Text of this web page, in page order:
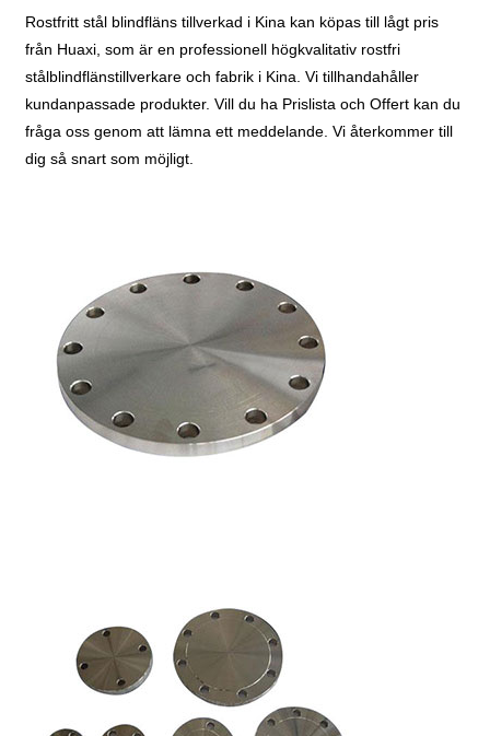
Rostfritt stål blindfläns tillverkad i Kina kan köpas till lågt pris
från Huaxi, som är en professionell högkvalitativ rostfri
stålblindflänstillverkare och fabrik i Kina. Vi tillhandahåller
kundanpassade produkter. Vill du ha Prislista och Offert kan du
fråga oss genom att lämna ett meddelande. Vi återkommer till
dig så snart som möjligt.